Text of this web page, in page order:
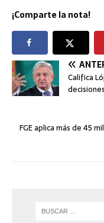
¡Comparte la nota!
Califica
FGE aplica más de 45